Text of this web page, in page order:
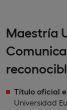
Maestría
Título oficial
Universidad